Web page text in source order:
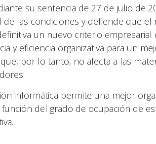
su sentencia de 27 de julio de
las condiciones y defiende que el
un nuevo criterio empresarial
y eficiencia organizativa para un
por lo tanto, no afecta a las
informática permite una mejor
del grado de ocupación de